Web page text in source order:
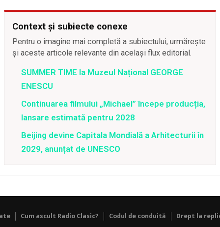
Context și subiecte conexe
Pentru o imagine mai completă a subiectului, urmărește
și aceste articole relevante din același flux editorial.
SUMMER TIME la Muzeul Național GEORGE
ENESCU
Continuarea filmului „Michael” începe producția,
lansare estimată pentru 2028
Beijing devine Capitala Mondială a Arhitecturii în
2029, anunțat de UNESCO
Cum ascult Radio Clasic? Codul de conduită Drept la